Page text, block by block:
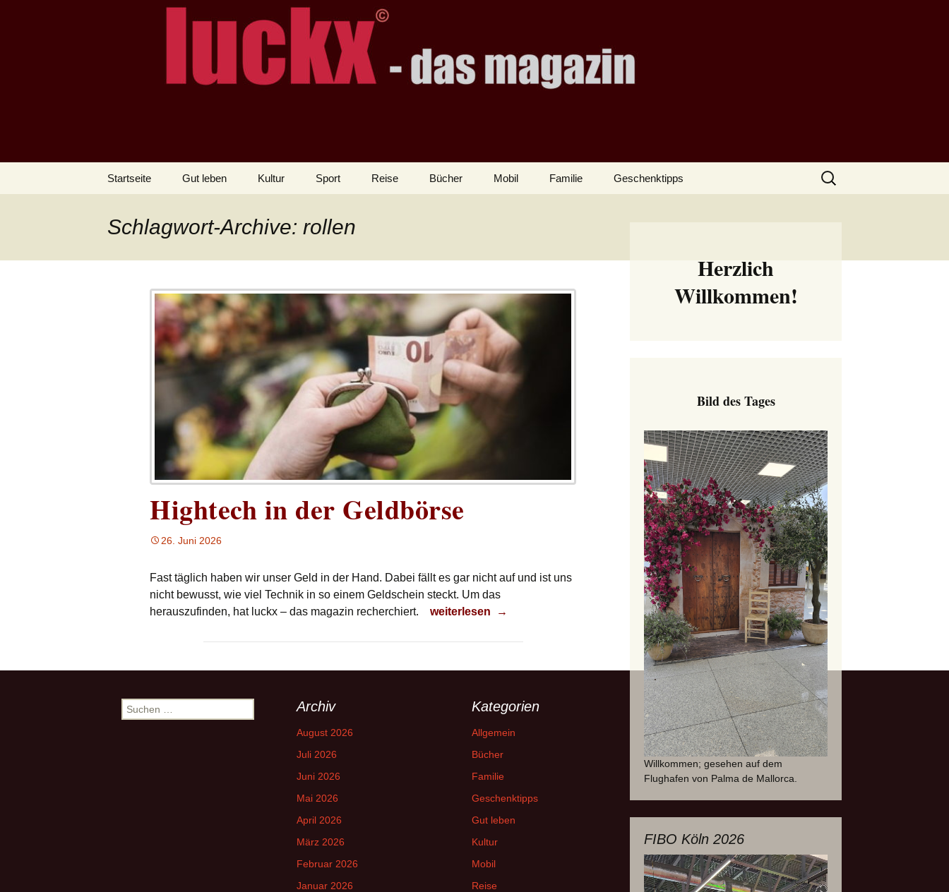
LUCKX
– das Magazin
Startseite Gut leben Kultur Sport Reise Bücher Mobil Familie Geschenktipps
Suchen
nach:
Schlagwort-Archive: rollen
Hightech in der Geldbörse
26. Juni 2026
Fast täglich haben wir unser Geld in der Hand. Dabei fällt es gar nicht auf und ist uns
nicht bewusst, wie viel Technik in so einem Geldschein steckt. Um das
herauszufinden, hat luckx – das magazin recherchiert.
Hightech in der Geldbörse
weiterlesen →
Herzlich
Willkommen!
Bild des Tages
Willkommen; gesehen auf dem
Flughafen von Palma de Mallorca.
FIBO Köln 2026
Video-
Player
Suchen
nach:
Archiv
August 2026
Juli 2026
Juni 2026
Mai 2026
April 2026
März 2026
Februar 2026
Januar 2026
Kategorien
Allgemein
Bücher
Familie
Geschenktipps
Gut leben
Kultur
Mobil
Reise